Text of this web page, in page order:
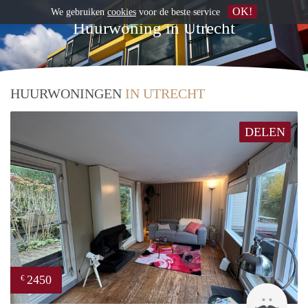
Huurwoning in Utrecht
HUURWONINGEN IN UTRECHT
DELEN
€ 2450
We gebruiken cookies voor de beste service OK!